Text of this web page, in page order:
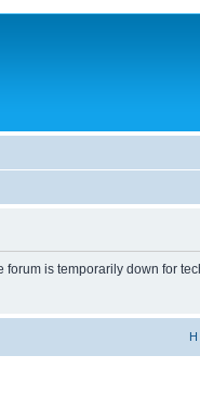
forum is temporarily down for
Η